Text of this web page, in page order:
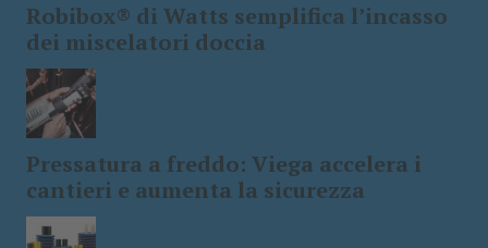
Robibox® di Watts semplifica l’incasso
dei miscelatori doccia
Pressatura a freddo: Viega accelera i
cantieri e aumenta la sicurezza